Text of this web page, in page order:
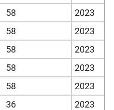
58
2023
58
2023
58
2023
58
2023
58
2023
36 2023